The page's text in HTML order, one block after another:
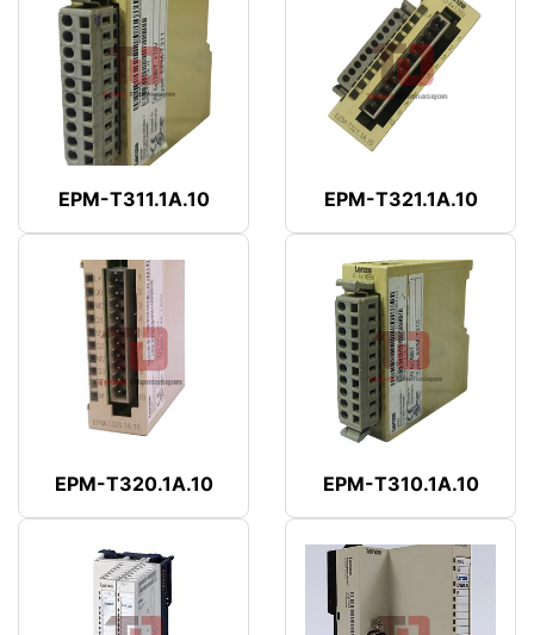
EPM-T311.1A.10 EPM-T321.1A.10
EPM-T320.1A.10 EPM-T310.1A.10